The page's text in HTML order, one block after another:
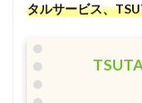
タルサービス、